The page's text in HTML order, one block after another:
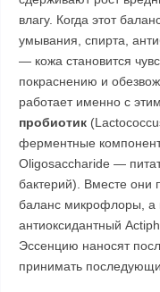
влагу. Когда этот
умывания, спирта,
— кожа становится
покраснению и
работает именно с
пробиотик
ферментные
Oligosaccharide —
бактерий). Вместе они
баланс микрофлоры, а
антиоксидантный
Эссенцию наносят
принимать